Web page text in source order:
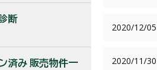
2020/12/05
2020/11/30
断
済み 販売物件一